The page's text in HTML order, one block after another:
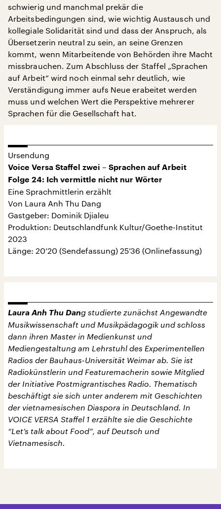
schwierig und manchmal prekär die
Arbeitsbedingungen sind, wie wichtig Austausch und
kollegiale Solidarität sind und dass der Anspruch, als
Übersetzerin neutral zu sein, an seine Grenzen
kommt, wenn Mitarbeitende von Behörden ihre Macht
missbrauchen. Zum Abschluss der Staffel „Sprachen
auf Arbeit“ wird noch einmal sehr deutlich, wie
Verständigung immer aufs Neue erabeitet werden
muss und welchen Wert die Perspektive mehrerer
Sprachen für die Gesellschaft hat.
Ursendung
Voice Versa Staffel zwei – Sprachen auf Arbeit
Folge 24: Ich vermittle nicht nur Wörter
Eine Sprachmittlerin erzählt
Von Laura Anh Thu Dang
Gastgeber: Dominik Djialeu
Produktion: Deutschlandfunk Kultur/Goethe-Institut
2023
Länge: 20’20 (Sendefassung) 25’36 (Onlinefassung)
Laura Anh Thu Dang studierte zunächst Angewandte
Musikwissenschaft und Musikpädagogik und schloss
dann ihren Master in Medienkunst und
Mediengestaltung am Lehrstuhl des Experimentellen
Radios der Bauhaus-Universität Weimar ab. Sie ist
Radiokünstlerin und Featuremacherin sowie Mitglied
der Initiative Postmigrantisches Radio. Thematisch
beschäftigt sie sich unter anderem mit Geschichten
der vietnamesischen Diaspora in Deutschland. In
VOICE VERSA Staffel 1 erzählte sie die Geschichte
“Let’s talk about Food”, auf Deutsch und
Vietnamesisch.